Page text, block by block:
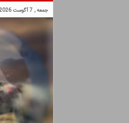
جمعه , 7 آگوست 2026